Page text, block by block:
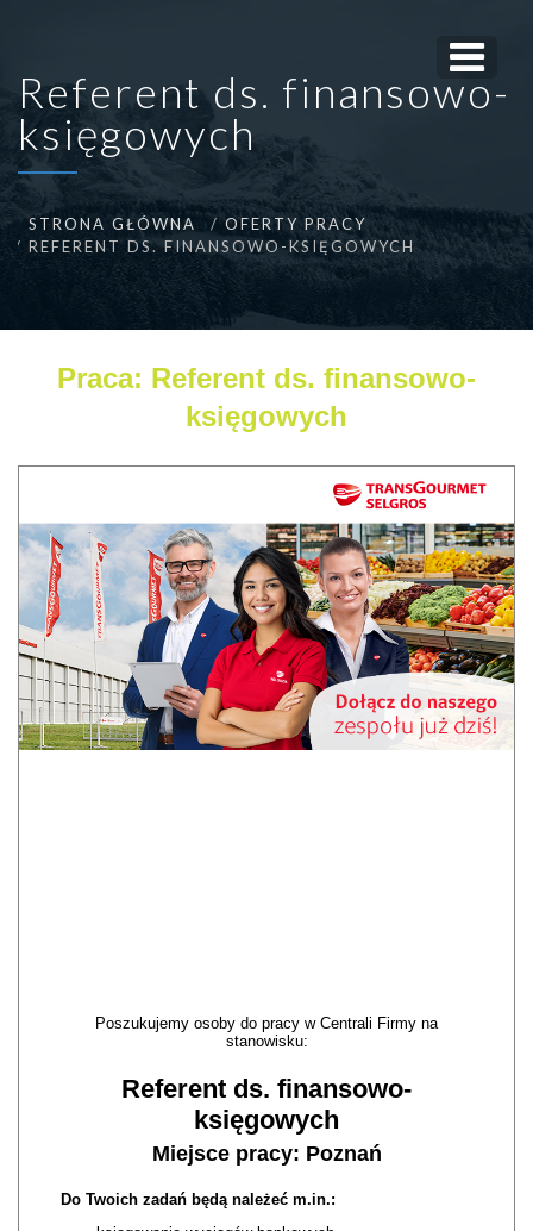
Referent ds. finansowo-
księgowych
STRONA GŁÓWNA
OFERTY PRACY
REFERENT DS. FINANSOWO-KSIĘGOWYCH
Praca: Referent ds. finansowo-
księgowych
Poszukujemy osoby do pracy w Centrali Firmy na
stanowisku:
Referent ds. finansowo-
księgowych
Miejsce pracy: Poznań
Do Twoich zadań będą należeć m.in.: